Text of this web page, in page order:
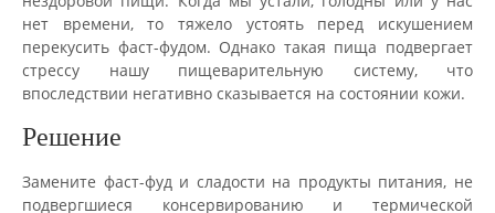
нет времени, то тяжело устоять перед искушением
перекусить фаст-фудом. Однако такая пища подвергает
стрессу нашу пищеварительную систему, что
впоследствии негативно сказывается на состоянии кожи.
Решение
Замените фаст-фуд и сладости на продукты питания, не
подвергшиеся консервированию и термической